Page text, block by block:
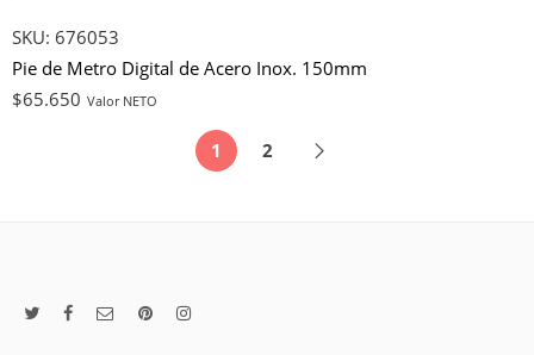
SKU: 676053
Pie de Metro Digital de Acero Inox. 150mm
$65.650 Valor NETO
1 2